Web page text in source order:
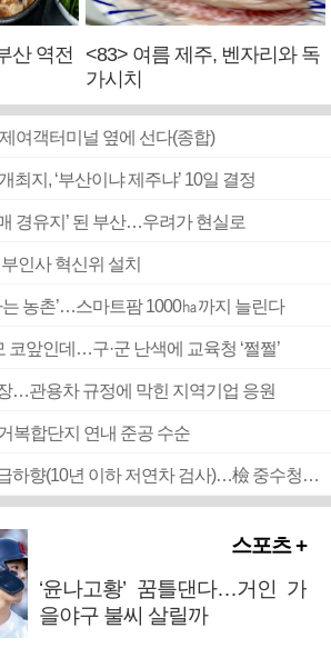
산 역전
<83> 여름 제주, 벤자리와 독
가시치
여객터미널 옆에 선다(종합)
최지, ‘부산이냐 제주냐’ 10일 결정
경유지’ 된 부산…우려가 현실로
인사 혁신위 설치
는 농촌’…스마트팜 1000㏊까지 늘린다
앞인데…구·군 난색에 교육청 ‘쩔쩔’
…관용차 규정에 막힌 지역기업 응원
복합단지 연내 준공 수순
■ 검사 신분 버리고 직급하향(10년 이하 저연차 검사)…檢 중수청행 기피
스포츠 +
‘윤나고황’ 꿈틀댄다…거인 가
을야구 불씨 살릴까